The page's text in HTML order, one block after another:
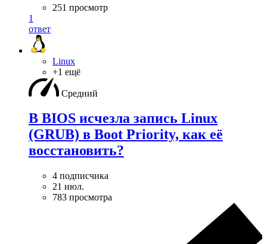
251 просмотр
1
ответ
Linux
+1 ещё
Средний
В BIOS исчезла запись Linux
(GRUB) в Boot Priority, как её
восстановить?
4 подписчика
21 июл.
783 просмотра